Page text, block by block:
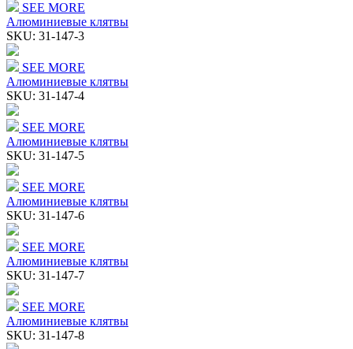
SEE MORE
Алюминиевые клятвы
SKU: 31-147-3
SEE MORE
Алюминиевые клятвы
SKU: 31-147-4
SEE MORE
Алюминиевые клятвы
SKU: 31-147-5
SEE MORE
Алюминиевые клятвы
SKU: 31-147-6
SEE MORE
Алюминиевые клятвы
SKU: 31-147-7
SEE MORE
Алюминиевые клятвы
SKU: 31-147-8